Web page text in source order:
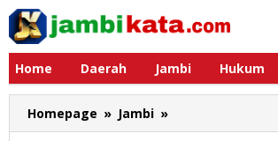
Lewati
konten
Home
Daerah Jambi Hukum
Homepage » Jambi »
SMSI